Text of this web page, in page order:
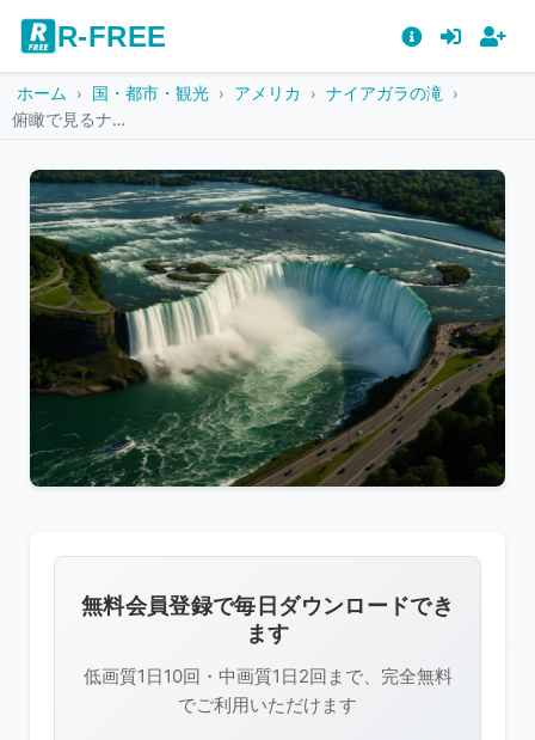
R-FREE
ホーム 国・都市・観光 アメリカ
ナイアガラの滝
俯瞰で見るナイアガラの滝と広がる河川
像
は
R-
FREE
無料会員登録で毎日ダウンロードでき
ます
低画質1日10回・中画質1日2回まで、完全無料
でご利用いただけます